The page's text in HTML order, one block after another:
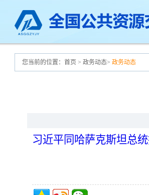
您当前的位置： 首页 > 政务动态> 政务动态
习近平同哈萨克斯坦总